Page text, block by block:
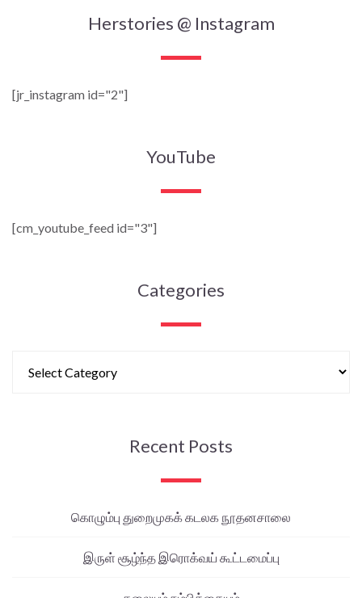
Herstories @ Instagram
[jr_instagram id="2"]
YouTube
[cm_youtube_feed id="3"]
Categories
Recent Posts
கொழும்பு துறைமுகக் கடலக நூதனசாலை
இருள் சூழ்ந்த இரொக்வய் கூட்டமைப்பு